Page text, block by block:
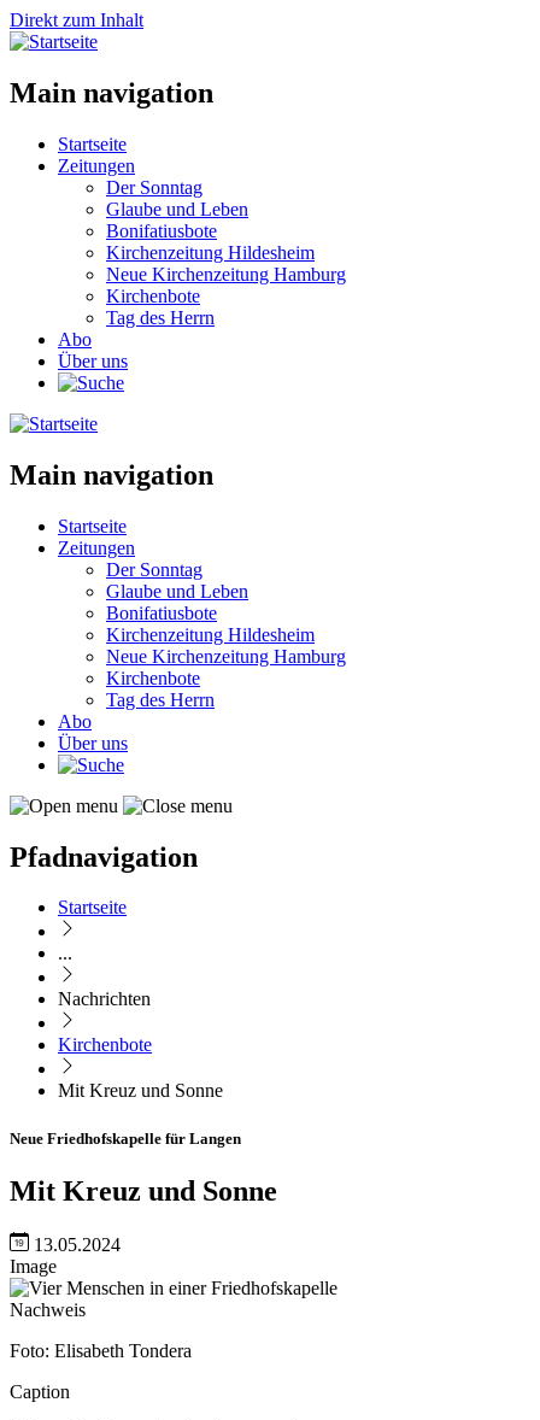
Direkt zum Inhalt
Main navigation
Startseite
Zeitungen
Der Sonntag
Glaube und Leben
Bonifatiusbote
Kirchenzeitung Hildesheim
Neue Kirchenzeitung Hamburg
Kirchenbote
Tag des Herrn
Abo
Über uns
Main navigation
Startseite
Zeitungen
Der Sonntag
Glaube und Leben
Bonifatiusbote
Kirchenzeitung Hildesheim
Neue Kirchenzeitung Hamburg
Kirchenbote
Tag des Herrn
Abo
Über uns
Pfadnavigation
Startseite
...
Nachrichten
Kirchenbote
Mit Kreuz und Sonne
Neue Friedhofskapelle für Langen
Mit Kreuz und Sonne
13.05.2024
Image
Nachweis
Foto: Elisabeth Tondera
Caption